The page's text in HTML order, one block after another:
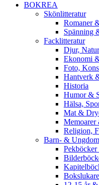
BOKREA
Skönlitteratur
Romaner
Spänning
Facklitteratur
Djur,
Ekonomi
Foto,
Hantverk
Historia
Humor &
Hälsa,
Mat &
Religion,
Barn- & Ungdom
Pekböcker